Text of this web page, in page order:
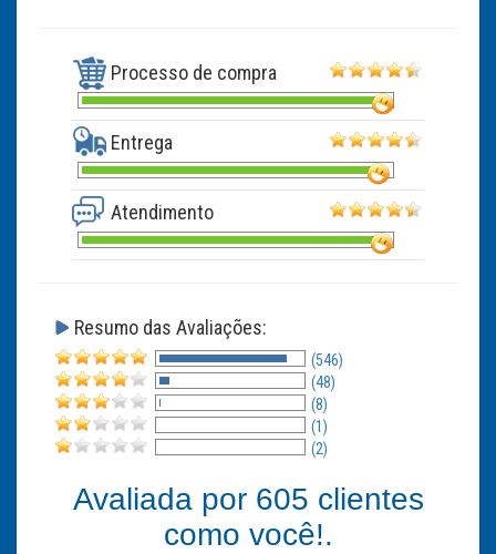
Processo de compra
Entrega
Atendimento
Resumo das Avaliações:
(546)
(48)
(8)
(1)
(2)
Avaliada por 605 clientes
como você!.